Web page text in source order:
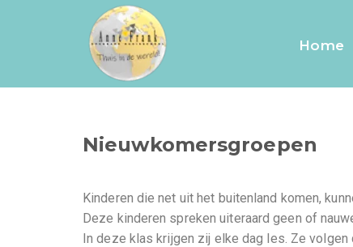
Home
Nieuwkomers
Nieuwkomersgroepen
Kinderen die net uit het buitenland komen,
Deze kinderen spreken uiteraard geen of
In deze klas krijgen zij elke dag les. Ze